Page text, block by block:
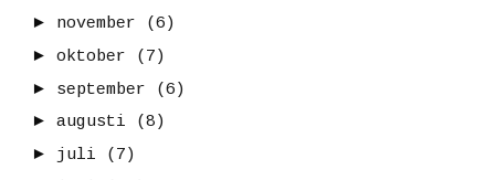
► november
(6)
► oktober
(7)
► september
(6)
► augusti
(8)
► juli
(7)